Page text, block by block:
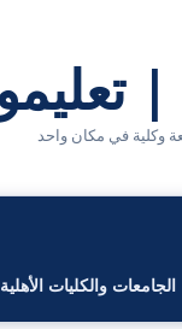
الجامعات والكليات الأهلية